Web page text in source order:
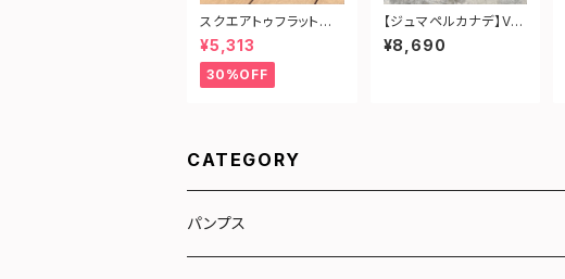
スクエアトゥフラットサ
ンダル
¥5,313
30%OFF
【ジュマペルカナデ】Vカ
ットフォーマルパンプス
¥8,690
CATEGORY
パンプス